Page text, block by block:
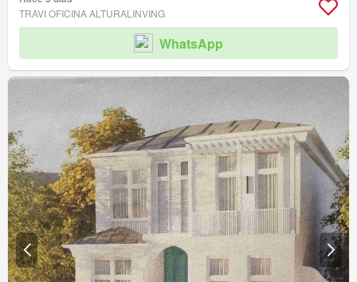
TRAVI OFICINA ALTURALINVING
WhatsApp